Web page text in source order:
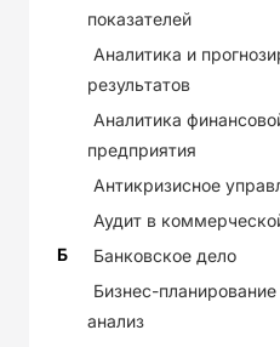
показателей
Аналитика и
результатов
Аналитика
предприятия
Антикризисное
Аудит в
Б
Банковское дело
Бизнес-
анализ